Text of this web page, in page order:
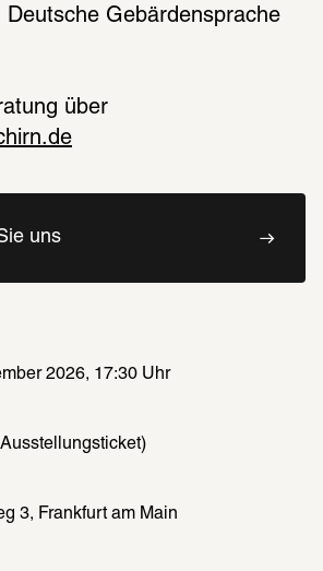
Deutsche Gebärdensprache
uns
2026, 17:30 Uhr
3, Frankfurt am Main